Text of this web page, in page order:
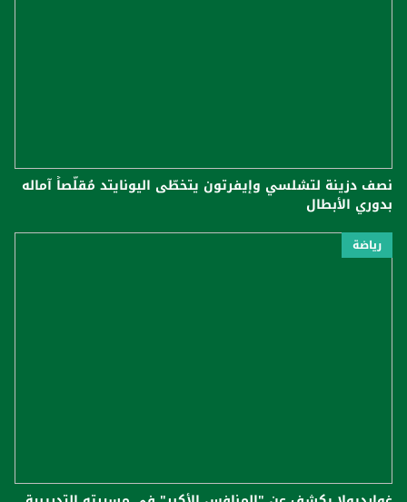
نصف دزينة لتشلسي وإيفرتون يتخطّى اليونايتد مُقلّصاً آماله
بدوري الأبطال
رياضة